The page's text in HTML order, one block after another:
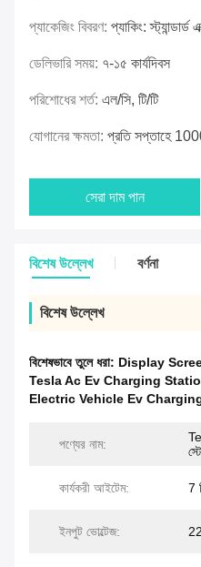
প্যাকেজিং বিবরণ: প্যাকিং:
ডেলিভারি সময়: ৭-১৫ কার্যদিবস
পরিশোধের শর্ত: এল/সি, টি/টি
যোগানের ক্ষমতা: প্রতি সপ্তাহে
সেরা দাম পান
বিশেষ উল্লেখ বর্ণনা
বিশেষ উল্লেখ
বিশেষভাবে তুলে ধরা: Display
Tesla Ac Ev Charging
Electric Vehicle Ev
পণ্যের নাম:
কার্যকরী আইটেম: 7
ইনপুট ভোল্টেজ: